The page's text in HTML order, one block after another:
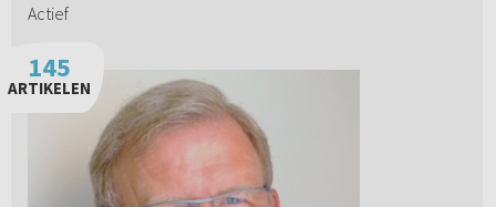
Actief
145
ARTIKELEN